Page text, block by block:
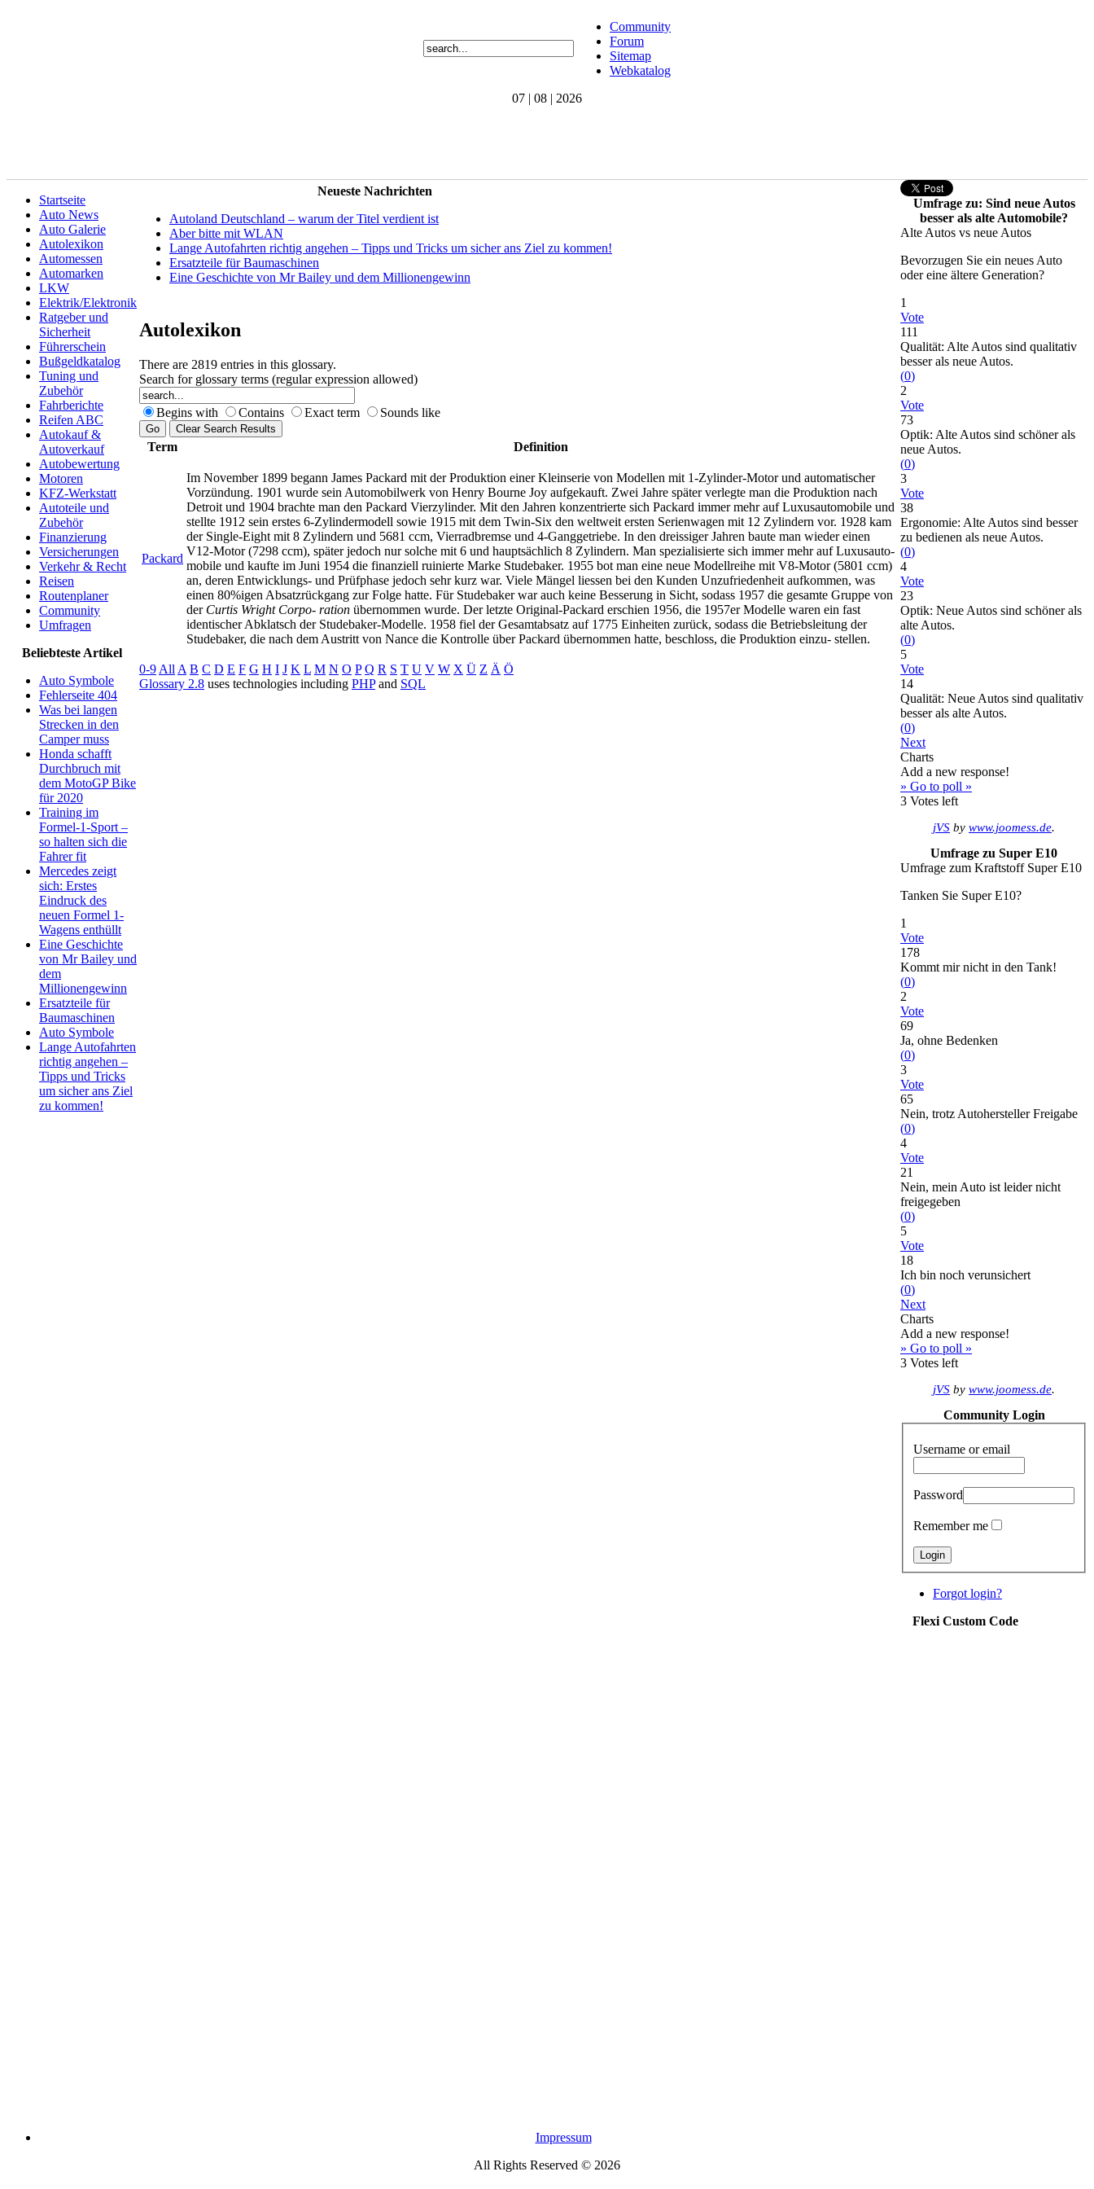
Community
Forum
Sitemap
Webkatalog
07 | 08 | 2026
Startseite
Auto News
Auto Galerie
Autolexikon
Automessen
Automarken
LKW
Elektrik/Elektronik
Ratgeber und
Sicherheit
Führerschein
Bußgeldkatalog
Tuning und
Zubehör
Fahrberichte
Reifen ABC
Autokauf &
Autoverkauf
Autobewertung
Motoren
KFZ-Werkstatt
Autoteile und
Zubehör
Finanzierung
Versicherungen
Verkehr & Recht
Reisen
Routenplaner
Community
Umfragen
Beliebteste Artikel
Auto Symbole
Fehlerseite 404
Was bei langen
Strecken in den
Camper muss
Honda schafft
Durchbruch mit
dem MotoGP Bike
für 2020
Training im
Formel-1-Sport –
so halten sich die
Fahrer fit
Mercedes zeigt
sich: Erstes
Eindruck des
neuen Formel 1-
Wagens enthüllt
Eine Geschichte
von Mr Bailey und
dem
Millionengewinn
Ersatzteile für
Baumaschinen
Auto Symbole
Lange Autofahrten
richtig angehen –
Tipps und Tricks
um sicher ans Ziel
zu kommen!
Neueste Nachrichten
Autoland Deutschland – warum der Titel verdient ist
Aber bitte mit WLAN
Lange Autofahrten richtig angehen – Tipps und Tricks um sicher ans Ziel zu kommen!
Ersatzteile für Baumaschinen
Eine Geschichte von Mr Bailey und dem Millionengewinn
Autolexikon
There are 2819 entries in this glossary.
Search for glossary terms (regular expression allowed)
Begins with Contains Exact term Sounds like
Term Definition
Packard
Im November 1899 begann James Packard mit der Produktion einer Kleinserie von Modellen mit 1-Zylinder-Motor und automatischer
Vorzündung. 1901 wurde sein Automobilwerk von Henry Bourne Joy aufgekauft. Zwei Jahre später verlegte man die Produktion nach
Detroit und 1904 brachte man den Packard Vierzylinder. Mit den Jahren konzentrierte sich Packard immer mehr auf Luxusautomobile und
stellte 1912 sein erstes 6-Zylindermodell sowie 1915 mit dem Twin-Six den weltweit ersten Serienwagen mit 12 Zylindern vor. 1928 kam
der Single-Eight mit 8 Zylindern und 5681 ccm, Vierradbremse und 4-Ganggetriebe. In den dreissiger Jahren baute man wieder einen
V12-Motor (7298 ccm), später jedoch nur solche mit 6 und hauptsächlich 8 Zylindern. Man spezialisierte sich immer mehr auf Luxusauto-
mobile und kaufte im Juni 1954 die finanziell ruinierte Marke Studebaker. 1955 bot man eine neue Modellreihe mit V8-Motor (5801 ccm)
an, deren Entwicklungs- und Prüfphase jedoch sehr kurz war. Viele Mängel liessen bei den Kunden Unzufriedenheit aufkommen, was
einen 80%igen Absatzrückgang zur Folge hatte. Für Studebaker war auch keine Besserung in Sicht, sodass 1957 die gesamte Gruppe von
der Curtis Wright Corpo- ration übernommen wurde. Der letzte Original-Packard erschien 1956, die 1957er Modelle waren ein fast
identischer Abklatsch der Studebaker-Modelle. 1958 fiel der Gesamtabsatz auf 1775 Einheiten zurück, sodass die Betriebsleitung der
Studebaker, die nach dem Austritt von Nance die Kontrolle über Packard übernommen hatte, beschloss, die Produktion einzu- stellen.
0-9 All A B C D E F G H I J K L M N O P Q R S T U V W X Ü Z Ä Ö
Glossary 2.8 uses technologies including PHPand SQL
Umfrage zu: Sind neue Autos
besser als alte Automobile?
Alte Autos vs neue Autos
Bevorzugen Sie ein neues Auto
oder eine ältere Generation?
1
Vote
111
Qualität: Alte Autos sind qualitativ
besser als neue Autos.
(0)
2
Vote
73
Optik: Alte Autos sind schöner als
neue Autos.
(0)
3
Vote
38
Ergonomie: Alte Autos sind besser
zu bedienen als neue Autos.
(0)
4
Vote
23
Optik: Neue Autos sind schöner als
alte Autos.
(0)
5
Vote
14
Qualität: Neue Autos sind qualitativ
besser als alte Autos.
(0)
Next
Charts
Add a new response!
» Go to poll »
3 Votes left
jVS by www.joomess.de.
Umfrage zu Super E10
Umfrage zum Kraftstoff Super E10
Tanken Sie Super E10?
1
Vote
178
Kommt mir nicht in den Tank!
(0)
2
Vote
69
Ja, ohne Bedenken
(0)
3
Vote
65
Nein, trotz Autohersteller Freigabe
(0)
4
Vote
21
Nein, mein Auto ist leider nicht
freigegeben
(0)
5
Vote
18
Ich bin noch verunsichert
(0)
Next
Charts
Add a new response!
» Go to poll »
3 Votes left
jVS by www.joomess.de.
Community Login
Username or email
Password
Remember me
Forgot login?
Flexi Custom Code
Impressum
All Rights Reserved © 2026